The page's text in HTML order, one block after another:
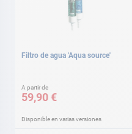
Filtro de agua 'Aqua source'
A partir de
59,90 €
Disponible en varias versiones